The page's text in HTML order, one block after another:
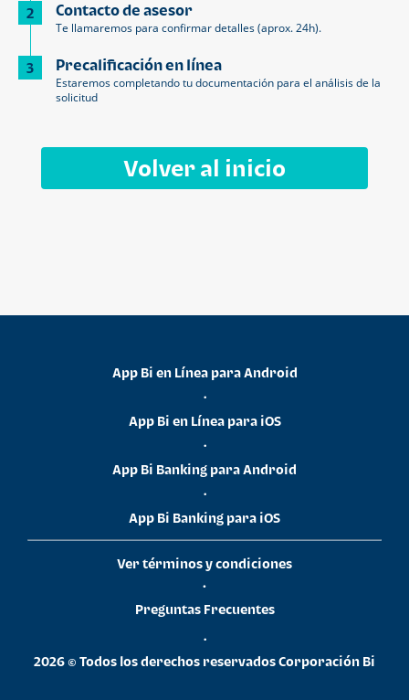
2 Contacto de asesor
Te llamaremos para confirmar detalles (aprox. 24h).
3 Precalificación en línea
Estaremos completando tu documentación para el análisis de la
solicitud
Volver al inicio
App Bi en Línea para Android
•
App Bi en Línea para iOS
•
App Bi Banking para Android
•
App Bi Banking para iOS
Ver términos y condiciones
•
Preguntas Frecuentes
•
2026 © Todos los derechos reservados Corporación Bi